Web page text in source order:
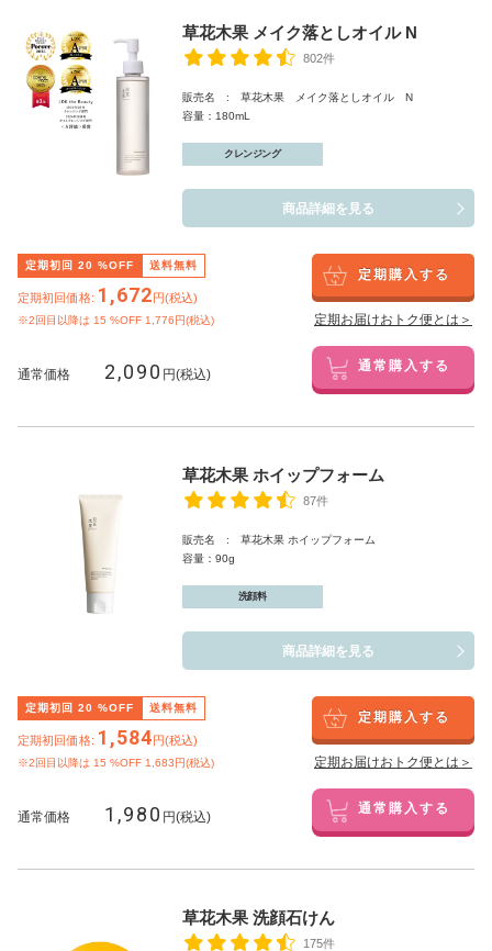
草花木果 メイク落としオイル N
802件
販売名 : 草花木果 メイク落としオイル N
容量：180mL
クレンジング
商品詳細を見る
定期初回 20 %OFF 送料無料
定期初回価格: 1,672円(税込)
※2回目以降は 15 %OFF 1,776円(税込)
定期購入する
定期お届けおトク便とは＞
通常価格 2,090 円(税込) 通常購入する
草花木果 ホイップフォーム
87件
販売名 : 草花木果 ホイップフォーム
容量：90g
洗顔料
商品詳細を見る
定期初回 20 %OFF 送料無料
定期初回価格: 1,584円(税込)
※2回目以降は 15 %OFF 1,683円(税込)
定期購入する
定期お届けおトク便とは＞
通常価格 1,980 円(税込) 通常購入する
草花木果 洗顔石けん
175件